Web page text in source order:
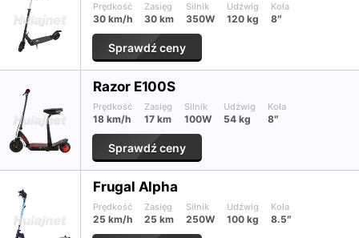
Prędkość
30 km/h
Zasięg
30 km
Silnik
350W
Udźwig
120 kg
Koła
8″
Sprawdź ceny
Razor E100S
Prędkość
18 km/h
Zasięg
17 km
Silnik
100W
Udźwig
54 kg
Koła
8″
Sprawdź ceny
Frugal Alpha
Prędkość
25 km/h
Zasięg
25 km
Silnik
250W
Udźwig
100 kg
Koła
8.5″